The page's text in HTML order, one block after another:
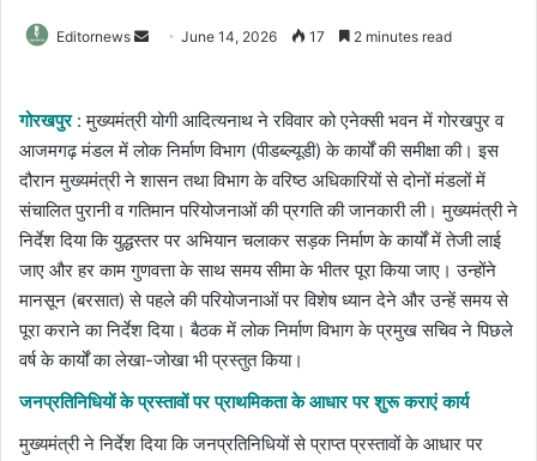
Editornews
SendJune 14, 2026 17 2 minutes read
गोरखपुर : मुख्यमंत्री योगी आदित्यनाथ ने रविवार को एनेक्सी भवन में गोरखपुर व
आजमगढ़ मंडल में लोक निर्माण विभाग (पीडब्ल्यूडी) के कार्यों की समीक्षा की। इस
दौरान मुख्यमंत्री ने शासन तथा विभाग के वरिष्ठ अधिकारियों से दोनों मंडलों में
संचालित पुरानी व गतिमान परियोजनाओं की प्रगति की जानकारी ली। मुख्यमंत्री ने
निर्देश दिया कि युद्धस्तर पर अभियान चलाकर सड़क निर्माण के कार्यों में तेजी लाई
जाए और हर काम गुणवत्ता के साथ समय सीमा के भीतर पूरा किया जाए। उन्होंने
मानसून (बरसात) से पहले की परियोजनाओं पर विशेष ध्यान देने और उन्हें समय से
पूरा कराने का निर्देश दिया। बैठक में लोक निर्माण विभाग के प्रमुख सचिव ने पिछले
वर्ष के कार्यों का लेखा-जोखा भी प्रस्तुत किया।
​जनप्रतिनिधियों के प्रस्तावों पर प्राथमिकता के आधार पर शुरू कराएं कार्य
मुख्यमंत्री ने निर्देश दिया कि जनप्रतिनिधियों से प्राप्त प्रस्तावों के आधार पर